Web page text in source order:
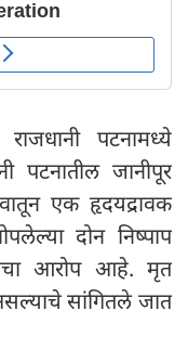
राजधानी पटनामध्ये
पटनातील जानीपूर
एक हृदयद्रावक
दोन निष्पाप
आरोप आहे. मृत
सांगितले जात